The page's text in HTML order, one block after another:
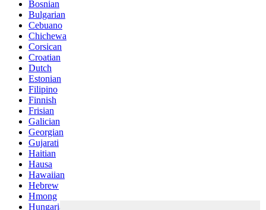
Bosnian
Bulgarian
Cebuano
Chichewa
Corsican
Croatian
Dutch
Estonian
Filipino
Finnish
Frisian
Galician
Georgian
Gujarati
Haitian
Hausa
Hawaiian
Hebrew
Hmong
Hungarian